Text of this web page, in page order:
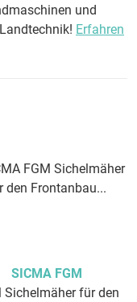
und
Erfahren
SICMA FGM
Sichelmäher für den